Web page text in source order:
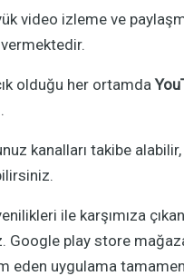
video izleme ve
vermektedir.
olduğu her ortamda
kanalları takibe
ile karşımıza
Google play store
eden uygulama